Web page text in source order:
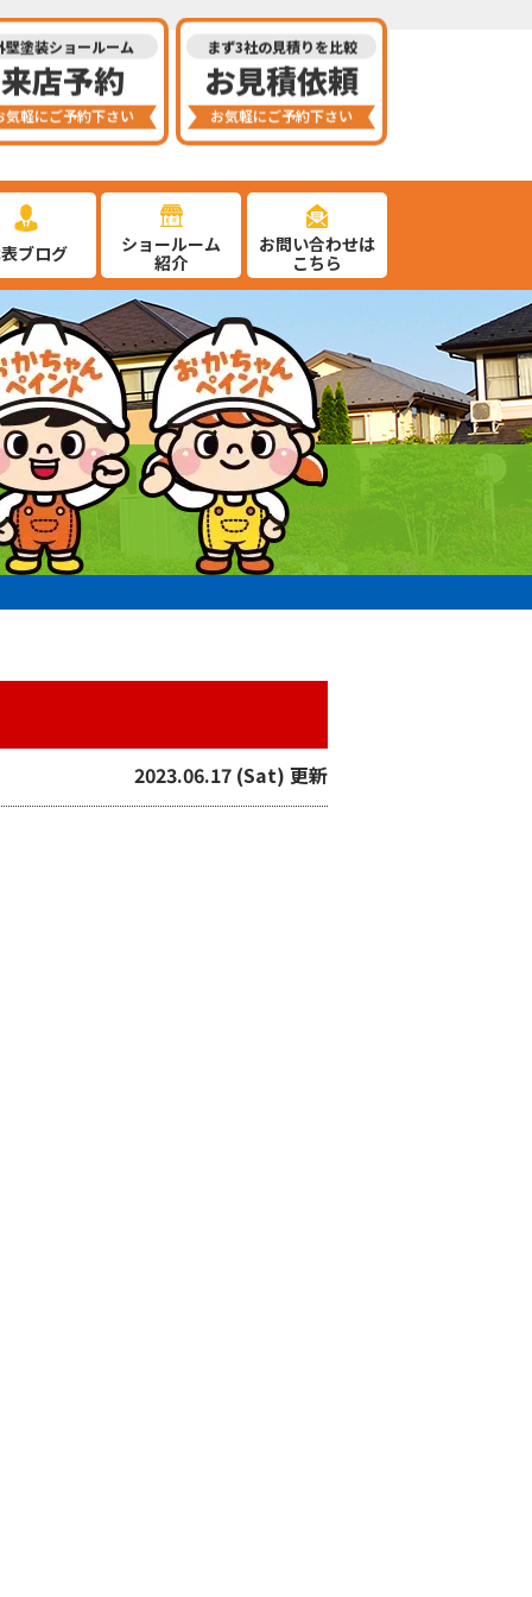
壁塗装ショールーム
来店予約
気軽にご予約下さい
まず3社の見積りを比較
お見積依頼
お気軽にご予約下さい
ブログ
ショールーム
紹介
お問い合わせは
こちら
2023.06.17 (Sat) 更新